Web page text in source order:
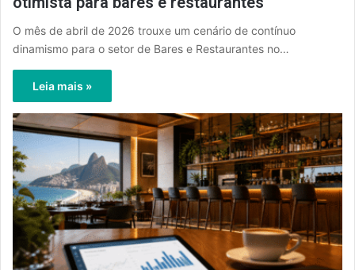
O mês de abril de 2026 trouxe um cenário de contínuo
dinamismo para o setor de Bares e Restaurantes no…
Leia mais »